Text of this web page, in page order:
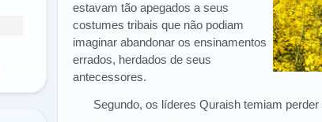
estavam tão apegados a seus
costumes tribais que não podiam
imaginar abandonar os ensinamentos
errados, herdados de seus
antecessores.
Segundo, os líderes Quraish temiam